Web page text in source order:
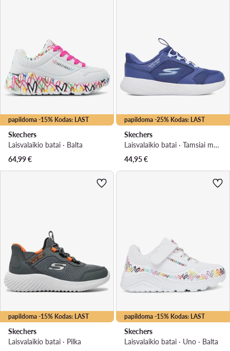
papildoma -15% Kodas: LAST
Skechers
Laisvalaikio batai · Balta
64,99€
papildoma -25% Kodas: LAST
Skechers
Laisvalaikio batai · Tamsiai mėlyna
44,95€
papildoma -15% Kodas: LAST
Skechers
Laisvalaikio batai · Pilka
papildoma -15% Kodas: LAST
Skechers
Laisvalaikio batai · Uno · Balta